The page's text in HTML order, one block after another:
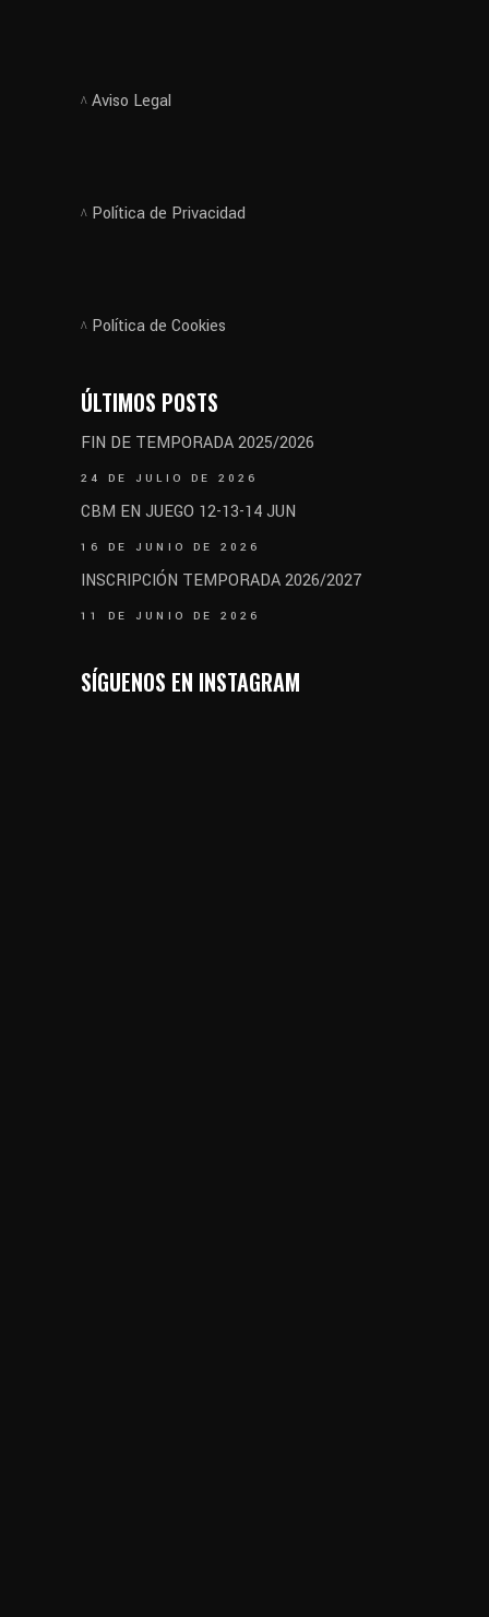
Aviso Legal
Política de Privacidad
Política de Cookies
ÚLTIMOS POSTS
FIN DE TEMPORADA 2025/2026
24 DE JULIO DE 2026
CBM EN JUEGO 12-13-14 JUN
16 DE JUNIO DE 2026
INSCRIPCIÓN TEMPORADA 2026/2027
11 DE JUNIO DE 2026
SÍGUENOS EN INSTAGRAM